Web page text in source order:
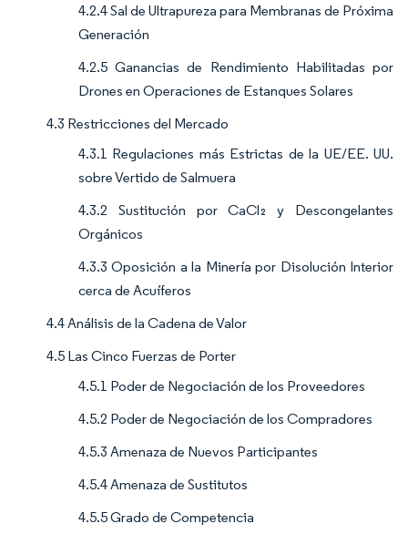
4.2.4 Sal de Ultrapureza para Membranas de Próxima
Generación
4.2.5 Ganancias de Rendimiento Habilitadas por
Drones en Operaciones de Estanques Solares
4.3 Restricciones del Mercado
4.3.1 Regulaciones más Estrictas de la UE/EE. UU.
sobre Vertido de Salmuera
4.3.2 Sustitución por CaCl₂ y Descongelantes
Orgánicos
4.3.3 Oposición a la Minería por Disolución Interior
cerca de Acuíferos
4.4 Análisis de la Cadena de Valor
4.5 Las Cinco Fuerzas de Porter
4.5.1 Poder de Negociación de los Proveedores
4.5.2 Poder de Negociación de los Compradores
4.5.3 Amenaza de Nuevos Participantes
4.5.4 Amenaza de Sustitutos
4.5.5 Grado de Competencia